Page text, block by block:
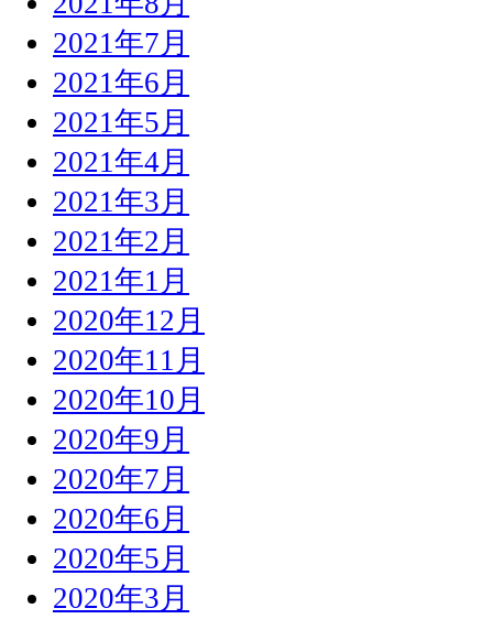
2021年7月
2021年6月
2021年5月
2021年4月
2021年3月
2021年2月
2021年1月
2020年12月
2020年11月
2020年10月
2020年9月
2020年7月
2020年6月
2020年5月
2020年3月